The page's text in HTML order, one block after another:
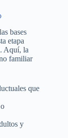
bases
etapa
Aquí, la
familiar
que
y